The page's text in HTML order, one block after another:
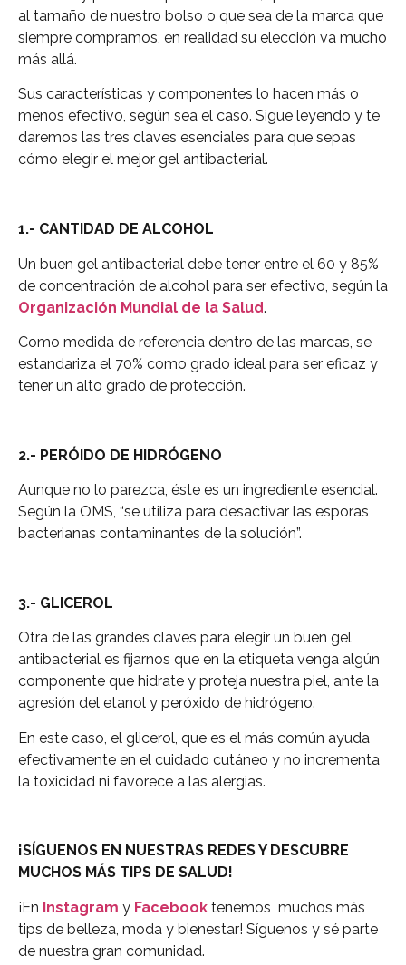
al tamaño de nuestro bolso o que sea de la marca que
siempre compramos, en realidad su elección va mucho
más allá.
Sus características y componentes lo hacen más o
menos efectivo, según sea el caso. Sigue leyendo y te
daremos las tres claves esenciales para que sepas
cómo elegir el mejor gel antibacterial.
1.- CANTIDAD DE ALCOHOL
Un buen gel antibacterial debe tener entre el 60 y 85%
de concentración de alcohol para ser efectivo, según la
Organización Mundial de la Salud.
Como medida de referencia dentro de las marcas, se
estandariza el 70% como grado ideal para ser eficaz y
tener un alto grado de protección.
2.- PERÓIDO DE HIDRÓGENO
Aunque no lo parezca, éste es un ingrediente esencial.
Según la OMS, “se utiliza para desactivar las esporas
bacterianas contaminantes de la solución”.
3.- GLICEROL
Otra de las grandes claves para elegir un buen gel
antibacterial es fijarnos que en la etiqueta venga algún
componente que hidrate y proteja nuestra piel, ante la
agresión del etanol y peróxido de hidrógeno.
En este caso, el glicerol, que es el más común ayuda
efectivamente en el cuidado cutáneo y no incrementa
la toxicidad ni favorece a las alergias.
¡SÍGUENOS EN NUESTRAS REDES Y DESCUBRE
MUCHOS MÁS TIPS DE SALUD!
¡En Instagram y Facebook tenemos muchos más
tips de belleza, moda y bienestar! Síguenos y sé parte
de nuestra gran comunidad.